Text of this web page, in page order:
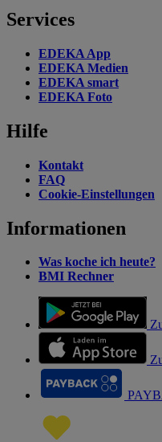
Services
EDEKA App
EDEKA Medien
EDEKA smart
EDEKA Foto
Hilfe
Kontakt
FAQ
Cookie-Einstellungen
Informationen
Was koche ich heute?
BMI Rechner